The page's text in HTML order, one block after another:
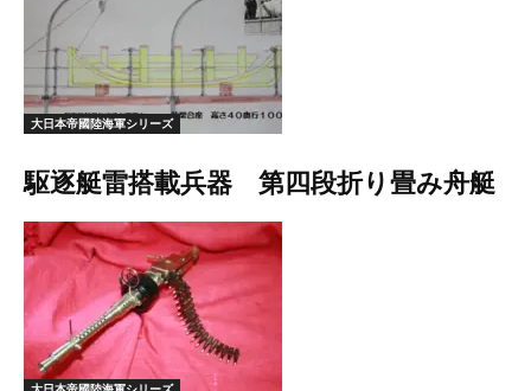
大日本帝國陸海軍シリーズ
駆逐艇雷搭載兵器 第四段折り畳み舟艇